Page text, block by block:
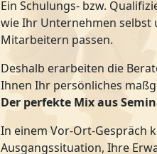
Ein Schulungs- bzw.
wie Ihr Unternehmen selbst
Mitarbeitern passen.
Deshalb erarbeiten die
Ihnen Ihr persönliches
Der perfekte Mix aus
In einem Vor-Ort-Gespräch
Ausgangssituation, Ihre